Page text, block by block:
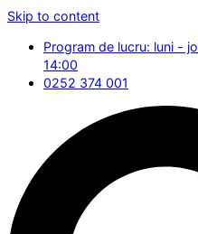
Skip to content
Program de lucru: luni -
14:00
0252 374 001